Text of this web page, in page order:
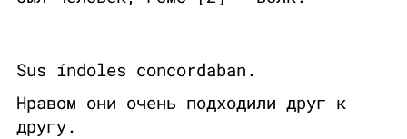
Sus índoles concordaban.
Нравом они очень подходили друг к
другу.